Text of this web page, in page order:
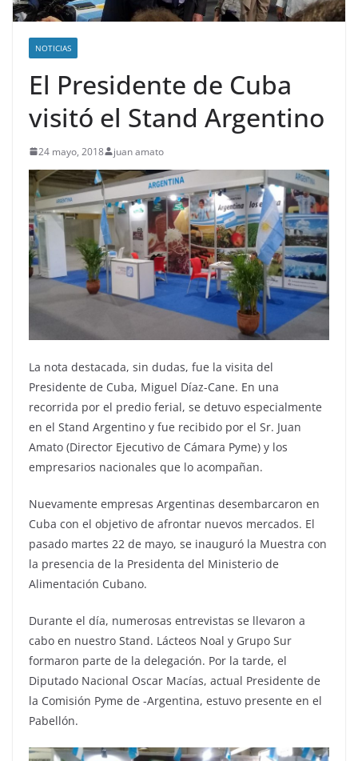
NOTICIAS
El Presidente de Cuba
visitó el Stand Argentino
24 mayo, 2018 juan amato
La nota destacada, sin dudas, fue la visita del
Presidente de Cuba, Miguel Díaz-Cane. En una
recorrida por el predio ferial, se detuvo especialmente
en el Stand Argentino y fue recibido por el Sr. Juan
Amato (Director Ejecutivo de Cámara Pyme) y los
empresarios nacionales que lo acompañan.
Nuevamente empresas Argentinas desembarcaron en
Cuba con el objetivo de afrontar nuevos mercados. El
pasado martes 22 de mayo, se inauguró la Muestra con
la presencia de la Presidenta del Ministerio de
Alimentación Cubano.
Durante el día, numerosas entrevistas se llevaron a
cabo en nuestro Stand. Lácteos Noal y Grupo Sur
formaron parte de la delegación. Por la tarde, el
Diputado Nacional Oscar Macías, actual Presidente de
la Comisión Pyme de -Argentina, estuvo presente en el
Pabellón.